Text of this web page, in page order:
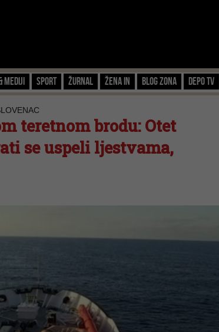
Mediji Sport Žurnal Žena IN Blog zona Depo TV
teretnom brodu: Otet
se uspeli ljestvama,